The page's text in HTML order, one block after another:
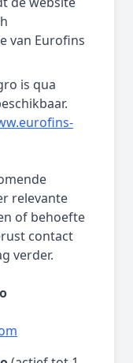
van Eurofins
is qua
relevante
of behoefte
contact
verder.